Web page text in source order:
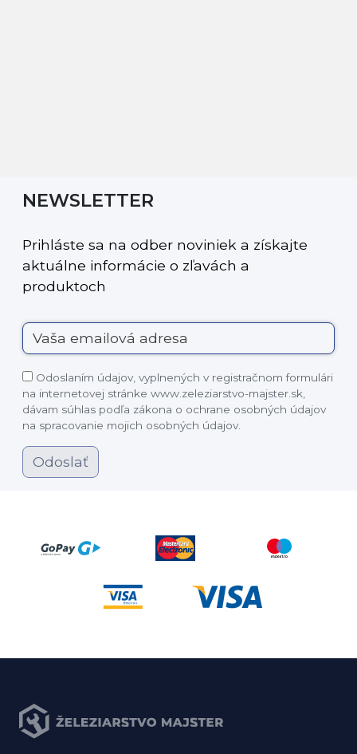
NEWSLETTER
Prihláste sa na odber noviniek a získajte
aktuálne informácie o zľavách a
produktoch
Odoslaním údajov, vyplnených v registračnom formulári
na internetovej stránke www.zeleziarstvo-majster.sk,
dávam súhlas podľa zákona o ochrane osobných údajov
na spracovanie mojich osobných údajov.
Odoslať